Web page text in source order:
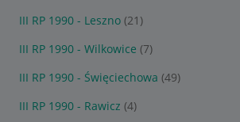
III RP 1990 - Leszno (21)
III RP 1990 - Wilkowice (7)
III RP 1990 - Święciechowa (49)
III RP 1990 - Rawicz (4)